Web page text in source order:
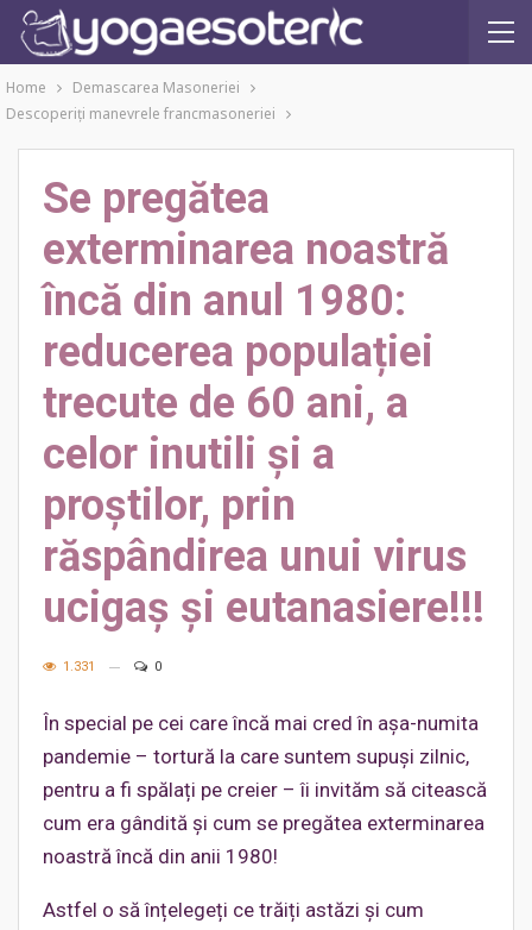
Home
Demascarea Masoneriei
Descoperiţi manevrele francmasoneriei
Se pregătea
exterminarea noastră
încă din anul 1980:
reducerea populației
trecute de 60 ani, a
celor inutili și a
proștilor, prin
răspândirea unui virus
ucigaș și eutanasiere!!!
1.331 0
În special pe cei care încă mai cred în așa-numita
pandemie – tortură la care suntem supuși zilnic,
pentru a fi spălați pe creier – îi invităm să citească
cum era gândită și cum se pregătea exterminarea
noastră încă din anii 1980!
Astfel o să înțelegeți ce trăiți astăzi și cum